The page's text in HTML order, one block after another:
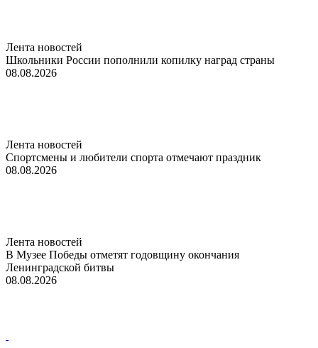
Лента новостей
Школьники России пополнили копилку наград страны
08.08.2026
Лента новостей
Спортсмены и любители спорта отмечают праздник
08.08.2026
Лента новостей
В Музее Победы отметят годовщину окончания
Ленинградской битвы
08.08.2026